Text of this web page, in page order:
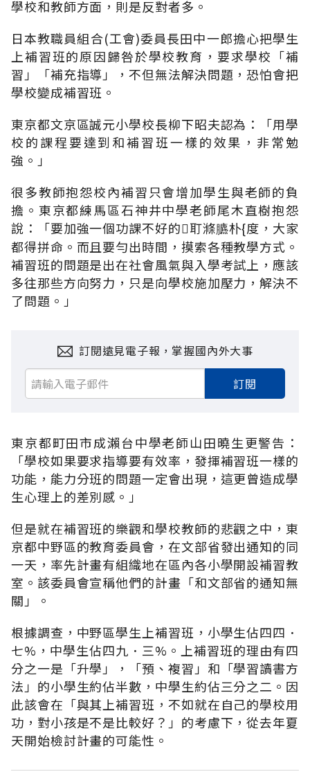
學校和教師方面，則是反對者多。
日本教職員組合(工會)委員長田中一郎擔心把學生
上補習班的原因歸咎於學校教育，要求學校「補
習」「補充指導」，不但無法解決問題，恐怕會把
學校變成補習班。
東京都文京區誠元小學校長柳下昭夫認為：「用學
校的課程要達到和補習班一樣的效果，非常勉
強。」
很多教師抱怨校內補習只會增加學生與老師的負
擔。東京都練馬區石神井中學老師尾木直樹抱怨
說：「要加強一個功課不好的耵滌臕朴{度，大家
都得拼命。而且要勻出時間，摸索各種教學方式。
補習班的問題是出在社會風氣與入學考試上，應該
多往那些方向努力，只是向學校施加壓力，解決不
了問題。」
訂閱遠見電子報，掌握國內外大事
訂閱
東京都町田市成瀨台中學老師山田曉生更警告：
「學校如果要求指導要有效率，發揮補習班一樣的
功能，能力分班的問題一定會出現，這更曾造成學
生心理上的差別感。」
但是就在補習班的樂觀和學校教師的悲觀之中，東
京都中野區的教育委員會，在文部省發出通知的同
一天，率先計畫有組織地在區內各小學開設補習教
室。該委員會宣稱他們的計畫「和文部省的通知無
關」。
根據調查，中野區學生上補習班，小學生佔四四．
七%，中學生佔四九．三%。上補習班的理由有四
分之一是「升學」，「預、複習」和「學習讀書方
法」的小學生約佔半數，中學生約佔三分之二。因
此該會在「與其上補習班，不如就在自己的學校用
功，對小孩是不是比較好？」的考慮下，從去年夏
天開始檢討計畫的可能性。